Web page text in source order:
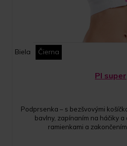
Biela Čierna
PI super
Podprsenka – s bezšvovými
bavlny, zapínaním na háčiky
ramienkami a